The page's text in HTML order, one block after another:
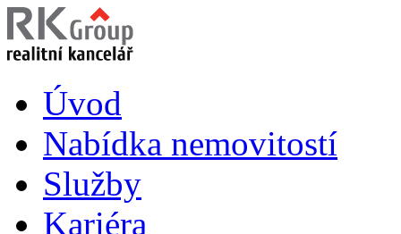
Úvod
Nabídka nemovitostí
Služby
Kariéra